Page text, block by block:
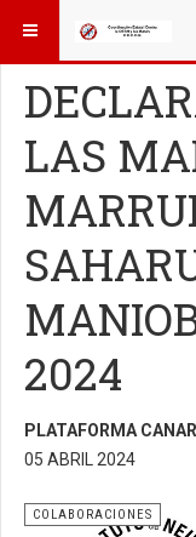
ESTÁ AQUÍ:
LAS
2024
PLATAFORMA
05 ABRIL 2024
COLABORACIONES